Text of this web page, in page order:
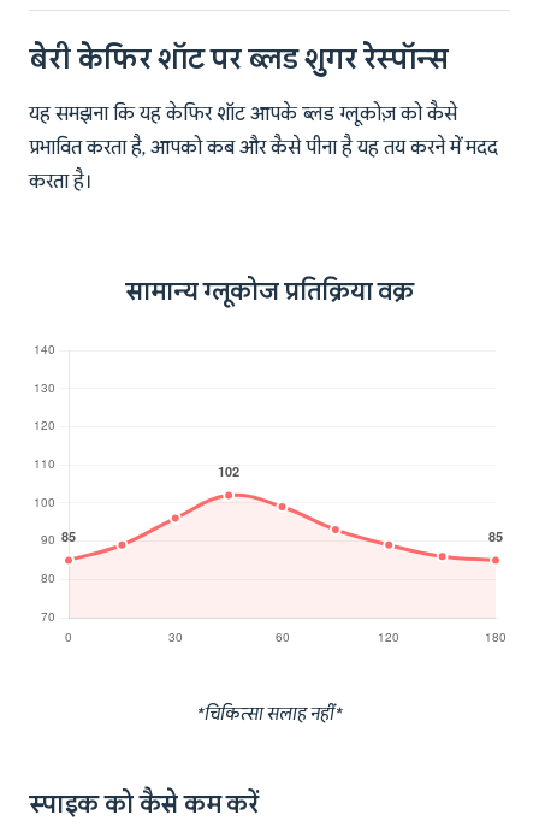
बेरी केफिर शॉट पर ब्लड शुगर रेस्पॉन्स
यह समझना कि यह केफिर शॉट आपके ब्लड ग्लूकोज़ को कैसे
प्रभावित करता है, आपको कब और कैसे पीना है यह तय करने में मदद
करता है।
सामान्य ग्लूकोज प्रतिक्रिया वक्र
*चिकित्सा सलाह नहीं*
स्पाइक को कैसे कम करें